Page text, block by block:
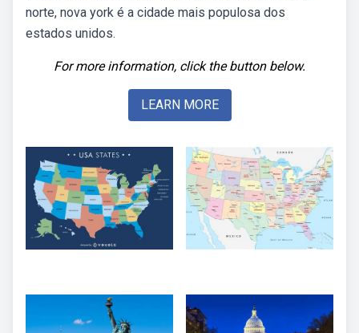
norte, nova york é a cidade mais populosa dos
estados unidos.
For more information, click the button below.
LEARN MORE